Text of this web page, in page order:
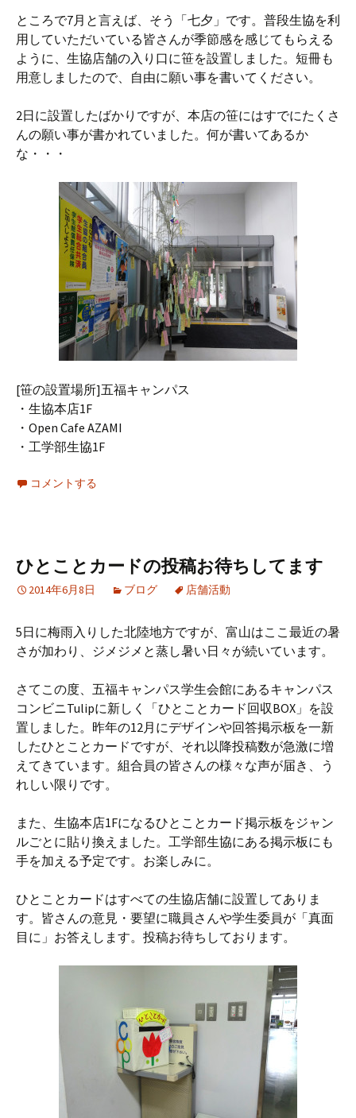
ところで7月と言えば、そう「七夕」です。普段生協を利
用していただいている皆さんが季節感を感じてもらえる
ように、生協店舗の入り口に笹を設置しました。短冊も
用意しましたので、自由に願い事を書いてください。
2日に設置したばかりですが、本店の笹にはすでにたくさ
んの願い事が書かれていました。何が書いてあるか
な・・・
[笹の設置場所]五福キャンパス
・生協本店1F
・Open Cafe AZAMI
・工学部生協1F
コメントする
ひとことカードの投稿お待ちしてます
2014年6月8日 ブログ 店舗活動
5日に梅雨入りした北陸地方ですが、富山はここ最近の暑
さが加わり、ジメジメと蒸し暑い日々が続いています。
さてこの度、五福キャンパス学生会館にあるキャンパス
コンビニTulipに新しく「ひとことカード回収BOX」を設
置しました。昨年の12月にデザインや回答掲示板を一新
したひとことカードですが、それ以降投稿数が急激に増
えてきています。組合員の皆さんの様々な声が届き、う
れしい限りです。
また、生協本店1Fになるひとことカード掲示板をジャン
ルごとに貼り換えました。工学部生協にある掲示板にも
手を加える予定です。お楽しみに。
ひとことカードはすべての生協店舗に設置してありま
す。皆さんの意見・要望に職員さんや学生委員が「真面
目に」お答えします。投稿お待ちしております。